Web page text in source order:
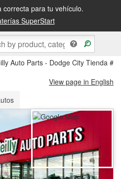
correcta para tu vehículo.
SuperStart
siguiente o recógela en la tienda
Auto Parts - Dodge City Tienda
View page in English